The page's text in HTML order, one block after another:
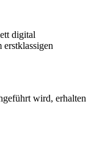
digital
wird, erhalten